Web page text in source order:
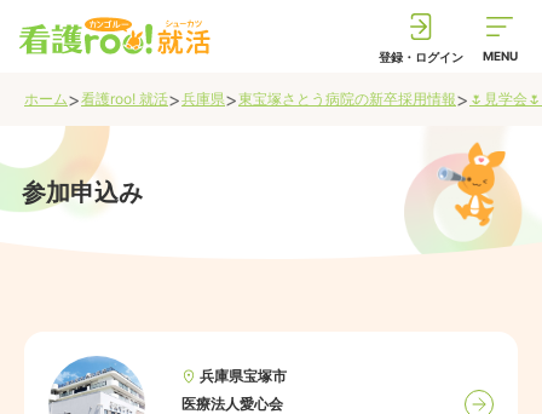
登録・ログイン MENU
ホーム>看護roo! 就活>兵庫県>東宝塚さとう病院の新卒採用情報> 🌷見学会🌷
参加申込み
兵庫県宝塚市
医療法人愛心会